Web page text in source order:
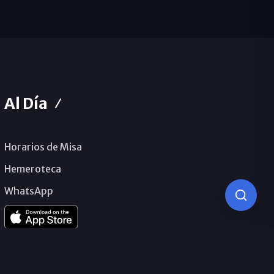
Al Día
Horarios de Misa
Hemeroteca
WhatsApp